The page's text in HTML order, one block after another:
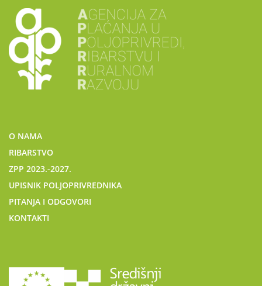
O NAMA
RIBARSTVO
ZPP 2023.-2027.
UPISNIK POLJOPRIVREDNIKA
PITANJA I ODGOVORI
KONTAKTI